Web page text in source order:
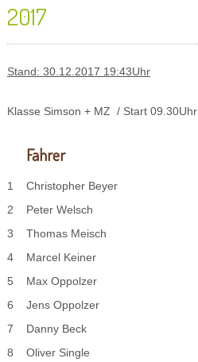
2017
Stand: 30.12.2017 19:43Uhr
Klasse Simson + MZ / Start 09.30Uhr
Fahrer
1 Christopher Beyer
2
Peter Welsch
3
Thomas Meisch
4
Marcel Keiner
5
Max Oppolzer
6
Jens Oppolzer
7
Danny Beck
8
Oliver Single